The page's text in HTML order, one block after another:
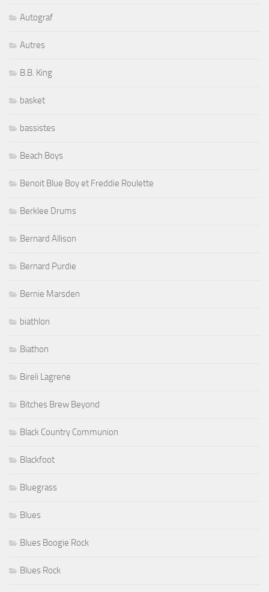
Autograf
Autres
B.B. King
basket
bassistes
Beach Boys
Benoit Blue Boy et Freddie Roulette
Berklee Drums
Bernard Allison
Bernard Purdie
Bernie Marsden
biathlon
Biathon
Bireli Lagrene
Bitches Brew Beyond
Black Country Communion
Blackfoot
Bluegrass
Blues
Blues Boogie Rock
Blues Rock